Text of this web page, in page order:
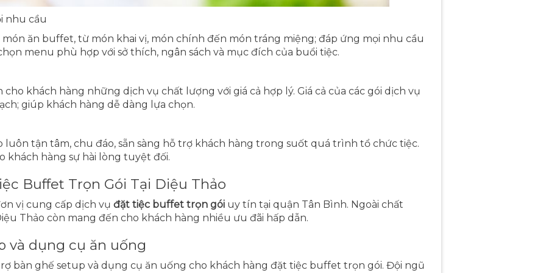
nhu cầu
ăn buffet, từ món khai vị, món chính đến món tráng miệng; đáp ứng mọi nhu cầu
menu phù hợp với sở thích, ngân sách và mục đích của buổi tiệc.
khách hàng những dịch vụ chất lượng với giá cả hợp lý. Giá cả của các gói dịch vụ
giúp khách hàng dễ dàng lựa chọn.
luôn tận tâm, chu đáo, sẵn sàng hỗ trợ khách hàng trong suốt quá trình tổ chức tiệc.
khách hàng sự hài lòng tuyệt đối.
Buffet Trọn Gói Tại Diệu Thảo
vị cung cấp dịch vụ đặt tiệc buffet trọn gói uy tín tại quận Tân Bình. Ngoài chất
Thảo còn mang đến cho khách hàng nhiều ưu đãi hấp dẫn.
và dụng cụ ăn uống
bàn ghế setup và dụng cụ ăn uống cho khách hàng đặt tiệc buffet trọn gói. Đội ngũ